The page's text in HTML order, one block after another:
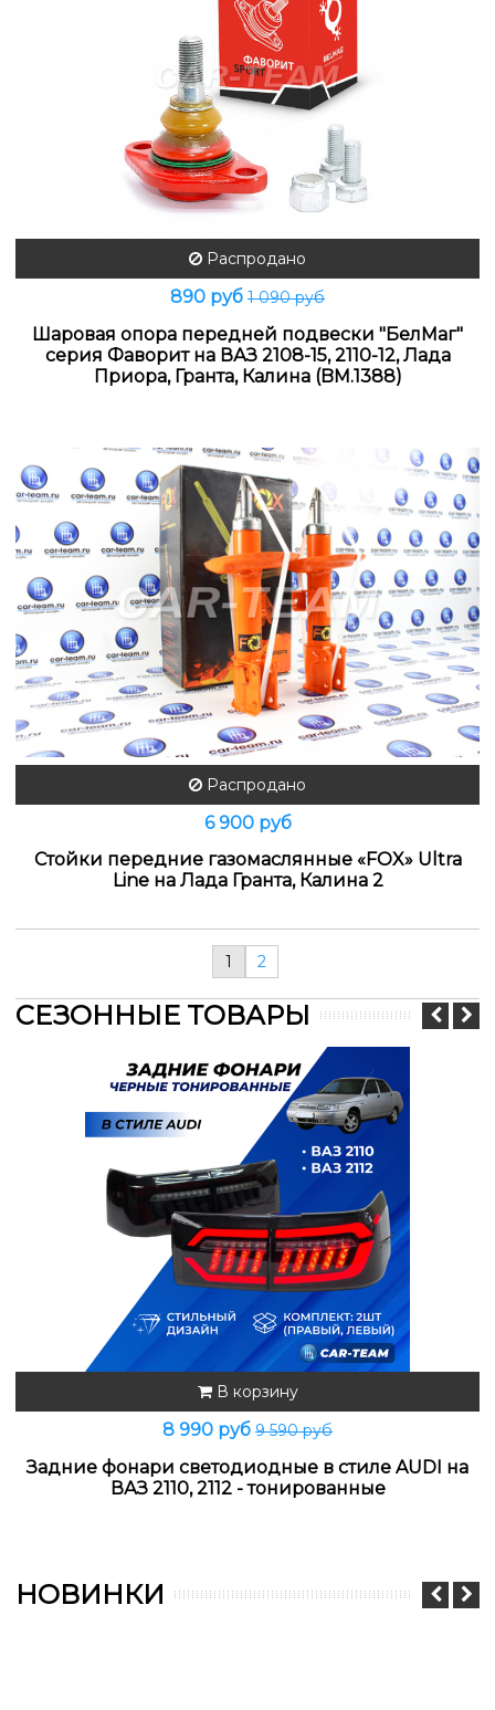
Распродано
890 руб 1 090 руб
Шаровая опора передней подвески "БелМаг"
серия Фаворит на ВАЗ 2108-15, 2110-12, Лада
Приора, Гранта, Калина (BM.1388)
Распродано
6 900 руб
Стойки передние газомаслянные «FOX» Ultra
Line на Лада Гранта, Калина 2
1 2
СЕЗОННЫЕ ТОВАРЫ
В корзину
8 990 руб 9 590 руб
Задние фонари светодиодные в стиле AUDI на
ВАЗ 2110, 2112 - тонированные
НОВИНКИ